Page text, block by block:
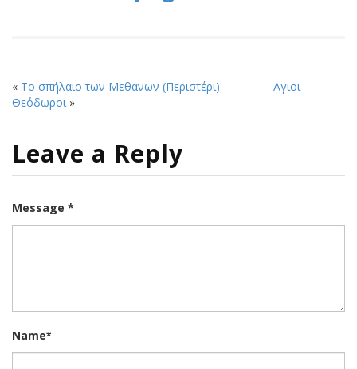
« Το σπήλαιο των Μεθανων (Περιστέρι)
Αγιοι
Θεόδωροι»
Leave a Reply
Message *
Name*